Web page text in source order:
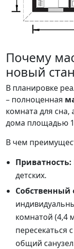
Почему
новый
В планировке
– полноценная
комната для
дома площадью
В чем
Приватность:
детских.
комнатой (4,4
пересекаться
общий